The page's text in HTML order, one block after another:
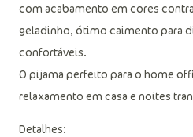
com acabamento em cores
geladinho, ótimo caimento para
confortáveis.
O pijama perfeito para o home
relaxamento em casa e noites
Detalhes: